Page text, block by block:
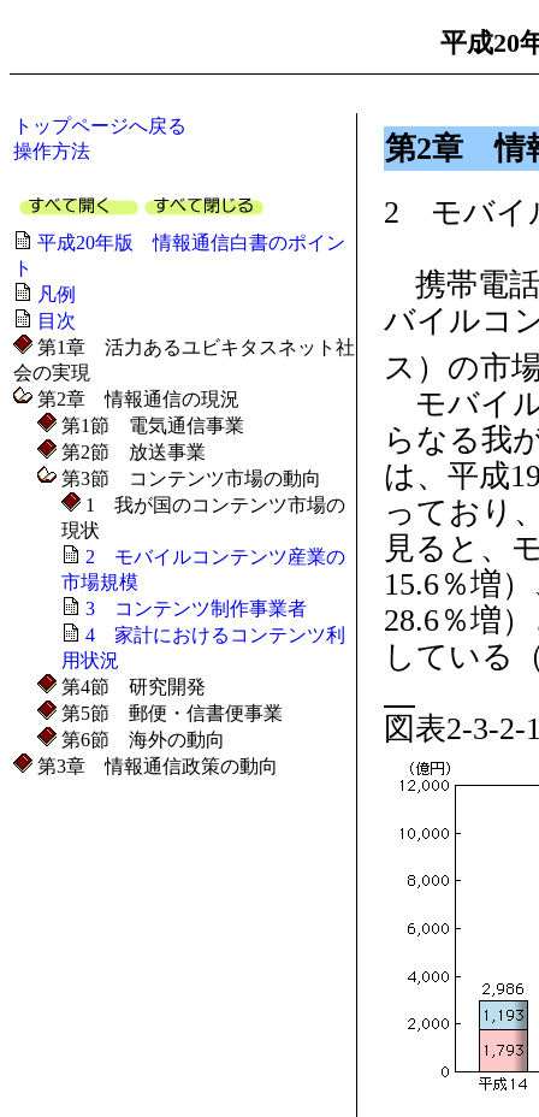
平成20
トップページへ戻る
操作方法
平成20年版 情報通信白書のポイン
ト
凡例
目次
第1章 活力あるユビキタスネット社
会の実現
第2章 情報通信の現況
第1節 電気通信事業
第2節 放送事業
第3節 コンテンツ市場の動向
1 我が国のコンテンツ市場の
現状
2 モバイルコンテンツ産業の
市場規模
3 コンテンツ制作事業者
4 家計におけるコンテンツ利
用状況
第4節 研究開発
第5節 郵便・信書便事業
第6節 海外の動向
第3章 情報通信政策の動向
第2章 情
2 モバイ
携帯電
バイルコ
ス）の市
モバイ
らなる我
は、平成
っており
見ると、
15.6％増
28.6％増
している
図表2-3-